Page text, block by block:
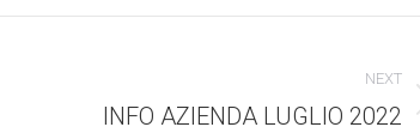
NEXT
INFO AZIENDA LUGLIO 2022